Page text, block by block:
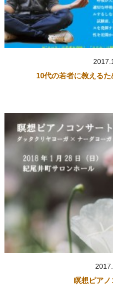
10代の若者に教える
瞑想ピアノ